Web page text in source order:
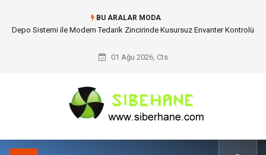
BU ARALAR MODA
Akrilik Boyama Seti ile Evinizde Dijitalden Uzak Bir Deşarj Alanı Tasarlayın
01 Ağu 2026, Cts